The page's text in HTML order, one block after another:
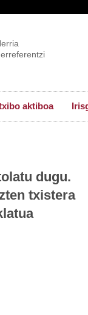
aktiboa
dugu.
txistera